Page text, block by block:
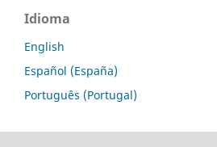
Idioma
English
Español (España)
Português (Portugal)